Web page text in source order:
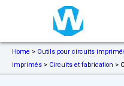
Home > Outils pour circuits
imprimés > Circuits et fabrication >